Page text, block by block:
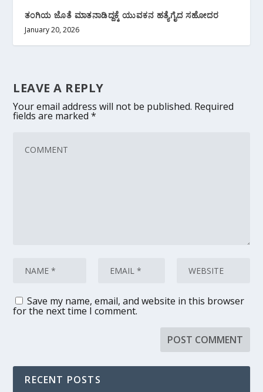
ತಂಗಿಯ ಜೊತೆ ಮಾತನಾಡಿದ್ದಕ್ಕೆ ಯುವಕನ ಹತ್ಯೆಗೈದ ಸಹೋದರ‌
January 20, 2026
LEAVE A REPLY
Your email address will not be published. Required
fields are marked*
Save my name, email, and website in this browser
for the next time I comment.
RECENT POSTS